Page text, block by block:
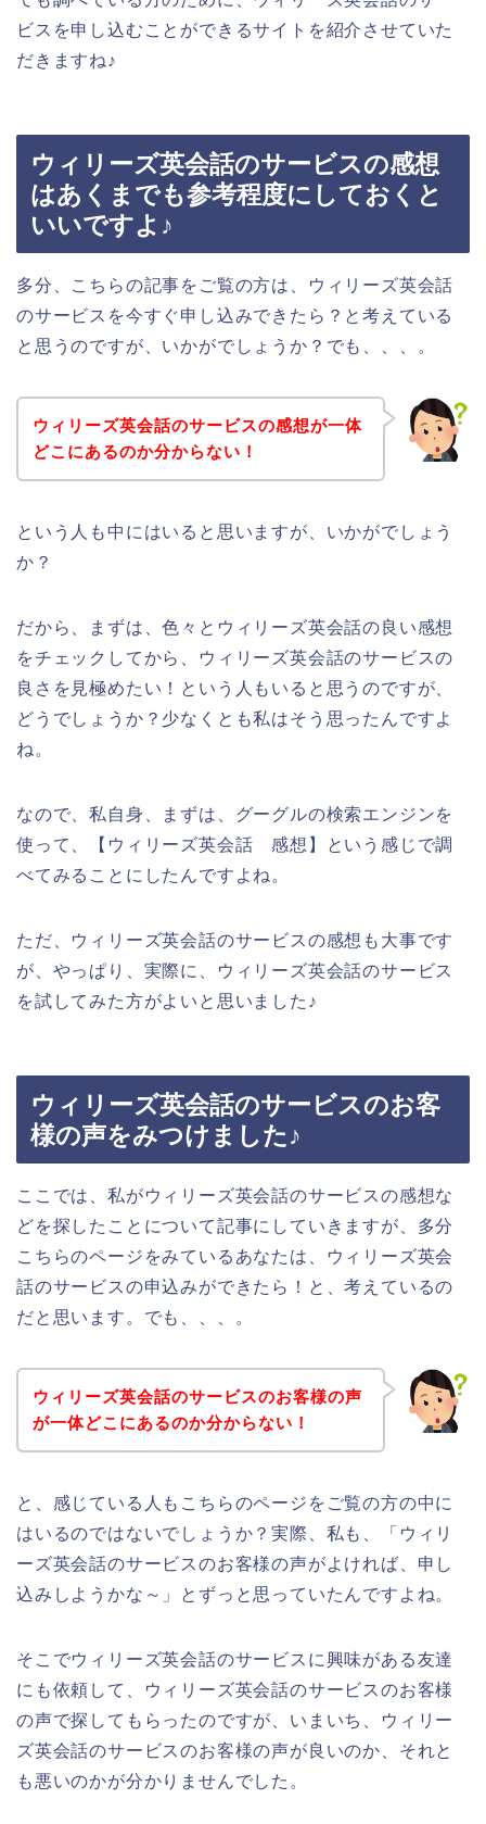
ビスを申し込むことができるサイトを紹介させていた
だきますね♪
ウィリーズ英会話のサービスの感想
はあくまでも参考程度にしておくと
いいですよ♪
多分、こちらの記事をご覧の方は、ウィリーズ英会話
のサービスを今すぐ申し込みできたら？と考えている
と思うのですが、いかがでしょうか？でも、、、。
ウィリーズ英会話のサービスの感想が一体
どこにあるのか分からない！
という人も中にはいると思いますが、いかがでしょう
か？
だから、まずは、色々とウィリーズ英会話の良い感想
をチェックしてから、ウィリーズ英会話のサービスの
良さを見極めたい！という人もいると思うのですが、
どうでしょうか？少なくとも私はそう思ったんですよ
ね。
なので、私自身、まずは、グーグルの検索エンジンを
使って、【ウィリーズ英会話 感想】という感じで調
べてみることにしたんですよね。
ただ、ウィリーズ英会話のサービスの感想も大事です
が、やっぱり、実際に、ウィリーズ英会話のサービス
を試してみた方がよいと思いました♪
ウィリーズ英会話のサービスのお客
様の声をみつけました♪
ここでは、私がウィリーズ英会話のサービスの感想な
どを探したことについて記事にしていきますが、多分
こちらのページをみているあなたは、ウィリーズ英会
話のサービスの申込みができたら！と、考えているの
だと思います。でも、、、。
ウィリーズ英会話のサービスのお客様の声
が一体どこにあるのか分からない！
と、感じている人もこちらのページをご覧の方の中に
はいるのではないでしょうか？実際、私も、「ウィリ
ーズ英会話のサービスのお客様の声がよければ、申し
込みしようかな～」とずっと思っていたんですよね。
そこでウィリーズ英会話のサービスに興味がある友達
にも依頼して、ウィリーズ英会話のサービスのお客様
の声で探してもらったのですが、いまいち、ウィリー
ズ英会話のサービスのお客様の声が良いのか、それと
も悪いのかが分かりませんでした。